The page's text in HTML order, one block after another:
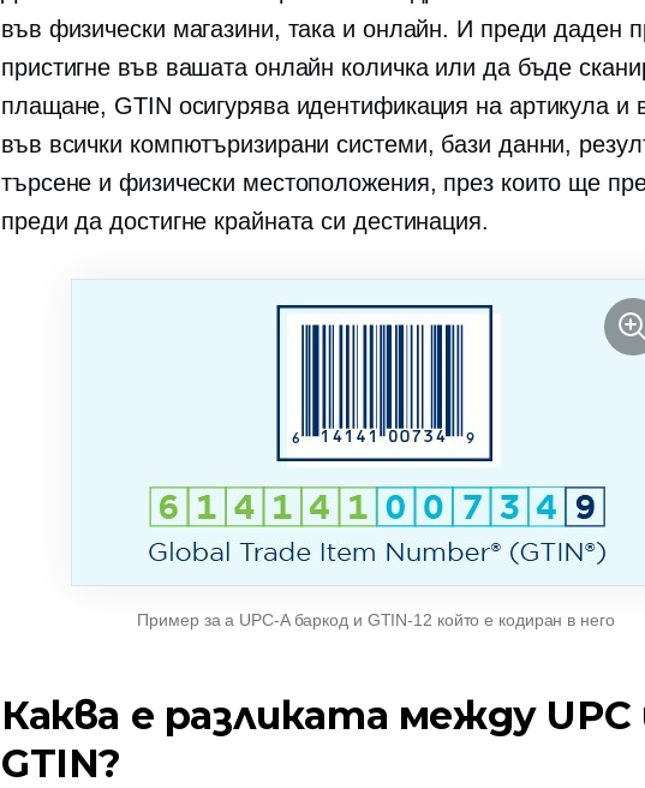
във физически магазини, така и онлайн. И преди даден
пристигне във вашата онлайн количка или да бъде
плащане, GTIN осигурява идентификация на артикула и
във всички компютъризирани системи, бази данни,
търсене и физически местоположения, през които ще
преди да достигне крайната си дестинация.
Пример за a UPC-Aбаркод и GTIN-12 който е кодиран в него
Каква е разликата между UPC
GTIN?